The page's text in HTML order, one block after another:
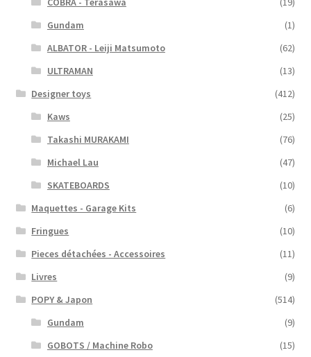
Gundam
(1)
ALBATOR - Leiji Matsumoto
(62)
ULTRAMAN
(13)
Designer toys
(412)
Kaws
(25)
Takashi MURAKAMI
(76)
Michael Lau
(47)
SKATEBOARDS
(10)
Maquettes - Garage Kits
(6)
Fringues
(10)
Pieces détachées - Accessoires
(11)
Livres
(9)
POPY & Japon
(514)
Gundam
(9)
GOBOTS / Machine Robo
(15)